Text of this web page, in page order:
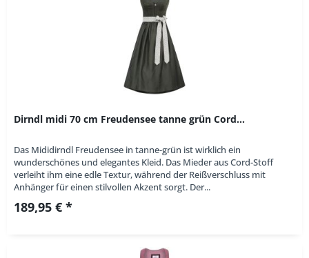
Dirndl midi 70 cm Freudensee tanne grün Cord...
Das Mididirndl Freudensee in tanne-grün ist wirklich ein
wunderschönes und elegantes Kleid. Das Mieder aus Cord-Stoff
verleiht ihm eine edle Textur, während der Reißverschluss mit
Anhänger für einen stilvollen Akzent sorgt. Der...
189,95 € *